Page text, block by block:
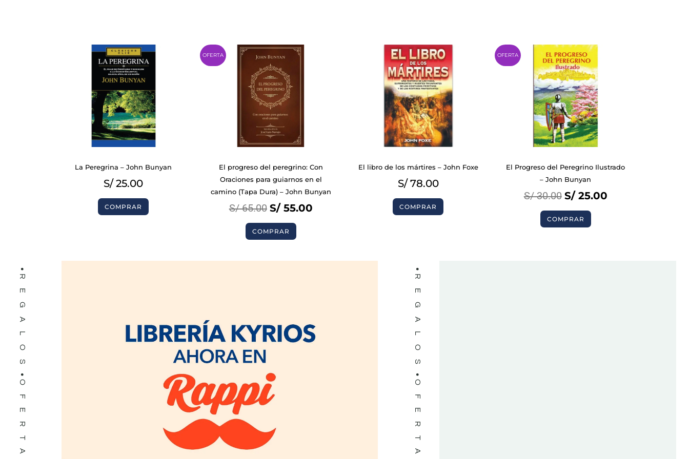
La Peregrina – John Bunyan
S/25.00
COMPRAR
OFERTA
El progreso del peregrino: Con
Oraciones para guiarnos en el
camino (Tapa Dura) – John Bunyan
S/65.00
Original
price
was:
S/ 65.00.
S/55.00
COMPRAR
El libro de los mártires – John Foxe
S/78.00
COMPRAR
OFERTA
El Progreso del Peregrino Ilustrado
– John Bunyan
S/30.00
Original
price
was:
S/ 30.00.
S/25.00
COMPRAR
BIBLIAS
LIBROS
REGALOS
OFERTAS
REGALOS
OFERTAS